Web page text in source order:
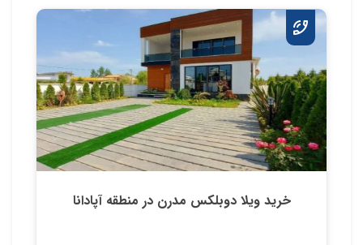
خرید ویلا دوبلکس مدرن در منطقه آپادانا